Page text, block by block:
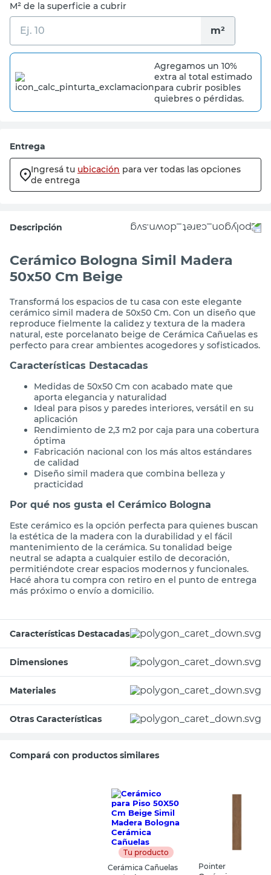
M² de la superficie a cubrir
m²
Agregamos un 10%
extra al total estimado
para cubrir posibles
quiebres o pérdidas.
Entrega
Ingresá tu ubicación para ver todas las opciones
de entrega
Descripción
Cerámico Bologna Simil Madera
50x50 Cm Beige
Transformá los espacios de tu casa con este elegante
cerámico simil madera de 50x50 Cm. Con un diseño que
reproduce fielmente la calidez y textura de la madera
natural, este porcelanato beige de Cerámica Cañuelas es
perfecto para crear ambientes acogedores y sofisticados.
Características Destacadas
Medidas de 50x50 Cm con acabado mate que
aporta elegancia y naturalidad
Ideal para pisos y paredes interiores, versátil en su
aplicación
Rendimiento de 2,3 m2 por caja para una cobertura
óptima
Fabricación nacional con los más altos estándares
de calidad
Diseño simil madera que combina belleza y
practicidad
Por qué nos gusta el Cerámico Bologna
Este cerámico es la opción perfecta para quienes buscan
la estética de la madera con la durabilidad y el fácil
mantenimiento de la cerámica. Su tonalidad beige
neutral se adapta a cualquier estilo de decoración,
permitiéndote crear espacios modernos y funcionales.
Hacé ahora tu compra con retiro en el punto de entrega
más próximo o envío a domicilio.
Características Destacadas
Dimensiones
Materiales
Otras Características
Compará con productos similares
Tu producto
Cerámica Cañuelas
Pointer